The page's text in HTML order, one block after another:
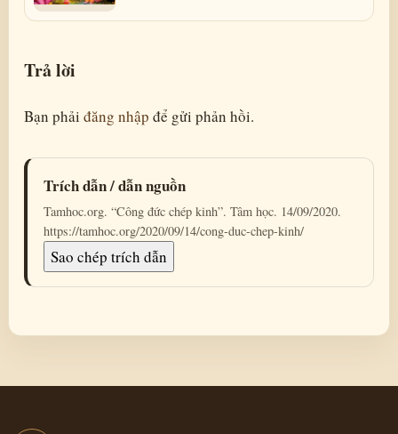
Trả lời
Bạn phải đăng nhập để gửi phản hồi.
Trích dẫn / dẫn nguồn
Tamhoc.org. “Công đức chép kinh”. Tâm học. 14/09/2020.
https://tamhoc.org/2020/09/14/cong-duc-chep-kinh/
Sao chép trích dẫn